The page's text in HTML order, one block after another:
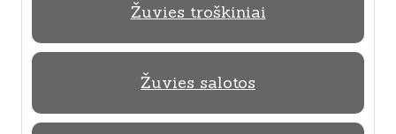
Žuvies troškiniai
Žuvies salotos